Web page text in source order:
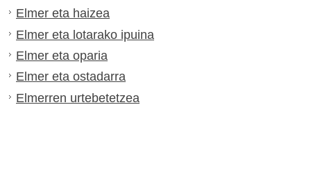
Elmer eta haizea
Elmer eta lotarako ipuina
Elmer eta oparia
Elmer eta ostadarra
Elmerren urtebetetzea